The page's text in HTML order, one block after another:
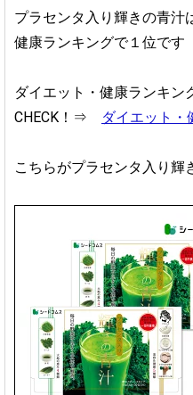
プラセンタ入り輝きの青汁
健康ランキングで１位です
ダイエット・健康ランキン
CHECK！⇒
ダイエット・
こちらがプラセンタ入り輝